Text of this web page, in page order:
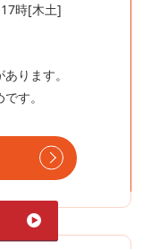
時[木土]
ります。
す。